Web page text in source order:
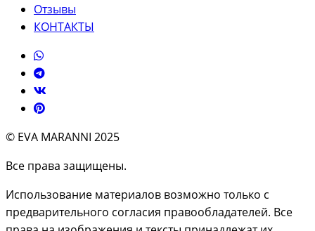
Отзывы
КОНТАКТЫ
© EVA MARANNI 2025
Все права защищены.
Использование материалов возможно только с
предварительного согласия правообладателей. Все